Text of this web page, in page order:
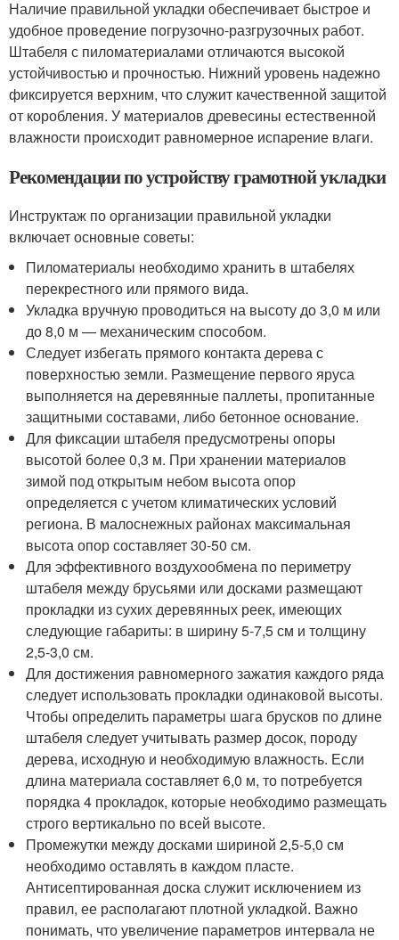
Наличие правильной укладки обеспечивает быстрое и
удобное проведение погрузочно-разгрузочных работ.
Штабеля с пиломатериалами отличаются высокой
устойчивостью и прочностью. Нижний уровень надежно
фиксируется верхним, что служит качественной защитой
от коробления. У материалов древесины естественной
влажности происходит равномерное испарение влаги.
Рекомендации по устройству грамотной укладки
Инструктаж по организации правильной укладки
включает основные советы:
Пиломатериалы необходимо хранить в штабелях
перекрестного или прямого вида.
Укладка вручную проводиться на высоту до 3,0 м или
до 8,0 м — механическим способом.
Следует избегать прямого контакта дерева с
поверхностью земли. Размещение первого яруса
выполняется на деревянные паллеты, пропитанные
защитными составами, либо бетонное основание.
Для фиксации штабеля предусмотрены опоры
высотой более 0,3 м. При хранении материалов
зимой под открытым небом высота опор
определяется с учетом климатических условий
региона. В малоснежных районах максимальная
высота опор составляет 30-50 см.
Для эффективного воздухообмена по периметру
штабеля между брусьями или досками размещают
прокладки из сухих деревянных реек, имеющих
следующие габариты: в ширину 5-7,5 см и толщину
2,5-3,0 см.
Для достижения равномерного зажатия каждого ряда
следует использовать прокладки одинаковой высоты.
Чтобы определить параметры шага брусков по длине
штабеля следует учитывать размер досок, породу
дерева, исходную и необходимую влажность. Если
длина материала составляет 6,0 м, то потребуется
порядка 4 прокладок, которые необходимо размещать
строго вертикально по всей высоте.
Промежутки между досками шириной 2,5-5,0 см
необходимо оставлять в каждом пласте.
Антисептированная доска служит исключением из
правил, ее располагают плотной укладкой. Важно
понимать, что увеличение параметров интервала не